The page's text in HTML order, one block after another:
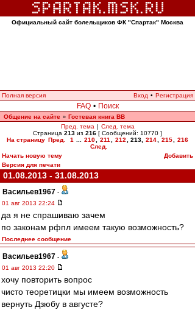
Официальный сайт болельщиков ФК "Спартак" Москва
Полная версия Вход • Регистрация
FAQ • Поиск
Общение на сайте » Гостевая книга ВВ
Пред. тема | След. тема
Страница 213 из 216 [ Сообщений: 10770 ]
На страницу Пред. 1 210 211 212 213 214 215
216
След.
Начать новую тему
Добавить
Версия для печати
01.08.2013 - 31.08.2013
Васильев1967 -
01 авг 2013 22:24
да я не спрашиваю зачем
по законам рфпл имеем такую возможность?
Последнее сообщение
Васильев1967 -
01 авг 2013 22:20
хочу повторить вопрос
чисто теоретицки мы имеем возможность
вернуть Дзюбу в августе?